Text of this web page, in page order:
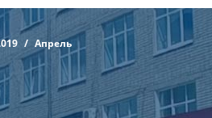
Апрель